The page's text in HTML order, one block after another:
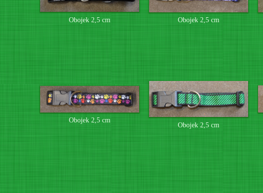
Obojek 2,5 cm Obojek 2,5 cm
Obojek 2,5 cm
Obojek 2,5 cm